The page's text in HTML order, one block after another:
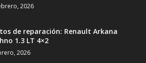
2026
de reparación: Renault Arkana
1.3 LT 4×2
2026